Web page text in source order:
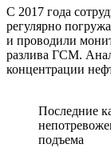
С 2017 года
регулярно
и проводили
разлива ГСМ.
концентрации
Последние
подъема